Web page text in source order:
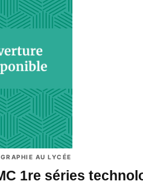
AU LYCÉE
1re séries